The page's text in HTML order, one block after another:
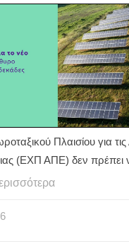
Πλαισίου για
(ΕΧΠ ΑΠΕ) δεν πρέπει